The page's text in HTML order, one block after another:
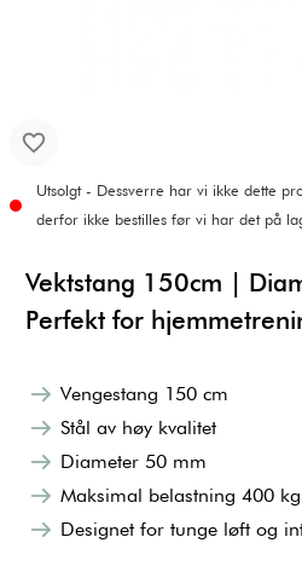
Utsolgt - Dessverre har vi ikke dette
derfor ikke bestilles før vi har det på
Vektstang 150cm |
Perfekt for
Vengestang 150 cm
Stål av høy kvalitet
Diameter 50 mm
Maksimal belastning 400 kg
Designet for tunge løft og